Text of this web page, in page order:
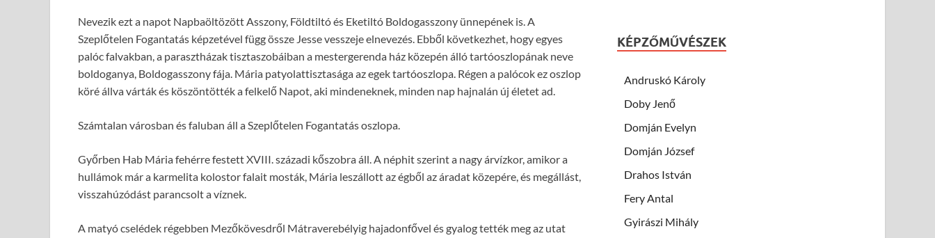
Nevezik ezt a napot Napbaöltözött Asszony, Földtiltó és Eketiltó Boldogasszony ünnepének is. A
Szeplőtelen Fogantatás képzetével függ össze Jesse vesszeje elnevezés. Ebből következhet, hogy egyes
palóc falvakban, a parasztházak tisztaszobáiban a mestergerenda ház közepén álló tartóoszlopának neve
boldoganya, Boldogasszony fája. Mária patyolattisztasága az egek tartóoszlopa. Régen a palócok ez oszlop
köré állva várták és köszöntötték a felkelő Napot, aki mindeneknek, minden nap hajnalán új életet ad.
Számtalan városban és faluban áll a Szeplőtelen Fogantatás oszlopa.
Győrben Hab Mária fehérre festett XVIII. századi kőszobra áll. A néphit szerint a nagy árvízkor, amikor a
hullámok már a karmelita kolostor falait mosták, Mária leszállott az égből az áradat közepére, és megállást,
visszahúzódást parancsolt a víznek.
A matyó cselédek régebben Mezőkövesdről Mátraverebélyig hajadonfővel és gyalog tették meg az utat
KÉPZŐMŰVÉSZEK
Andruskó Károly
Doby Jenő
Domján Evelyn
Domján József
Drahos István
Fery Antal
Gyirászi Mihály